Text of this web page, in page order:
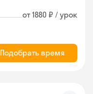
от 1880 ₽ / урок
Подобрать время